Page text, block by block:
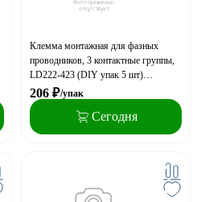
Клемма монтажная для фазных
проводников, 3 контактные группы,
LD222-423 (DIY упак 5 шт)
STEKKER
206 ₽/упак
Сегодня